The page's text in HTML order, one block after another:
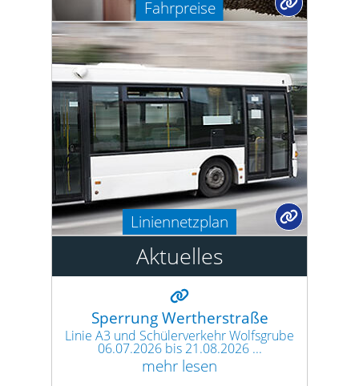
Fahrpreise
Liniennetzplan
Aktuelles
Sperrung Wertherstraße
Linie A3 und Schülerverkehr Wolfsgrube
06.07.2026 bis 21.08.2026 ...
mehr lesen